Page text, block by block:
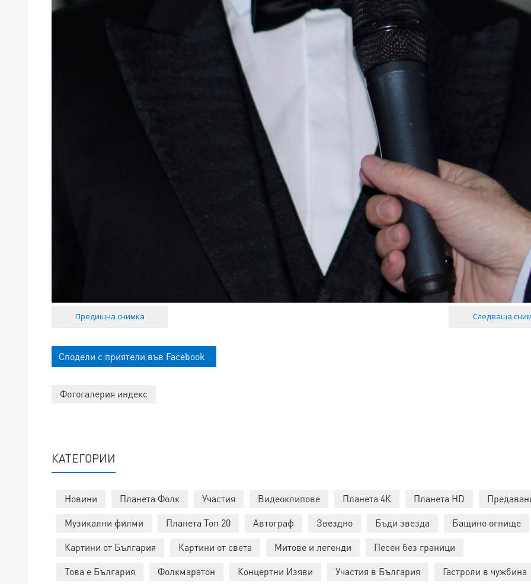
Предишна снимка Следваща
Сподели с приятели във Facebook
Фотогалерия индекс
КАТЕГОРИИ
Новини Планета Фолк Участия Видеоклипове Планета 4К Планета HD
Музикални филми
Планета Топ 20 Автограф Звездно Бъди звезда
Бащино огнище
Картини от България
Картини от света Митове и легенди
Песен без граници
Това е България
Фолкмаратон Концертни Изяви Участия в България Гастроли в чужбина